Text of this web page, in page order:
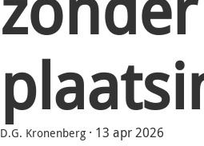
D.G. Kronenberg · 13 apr 2026